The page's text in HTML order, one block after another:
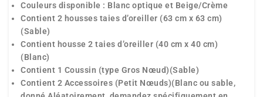
Couleurs disponible : Blanc optique et Beige/Crème
Contient 2 housses taies d’oreiller (63 cm x 63 cm)
(Sable)
Contient housse 2 taies d’oreiller (40 cm x 40 cm)
(Blanc)
Contient 1 Coussin (type Gros Nœud)(Sable)
Contient 2 Accessoires (Petit Nœuds)(Blanc ou sable,